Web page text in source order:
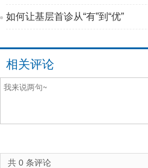
如何让基层首诊从“有”到“优”
相关评论
共 0 条评论